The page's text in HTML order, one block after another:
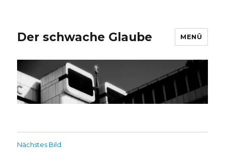
Der schwache Glaube MENÜ
Nächstes Bild